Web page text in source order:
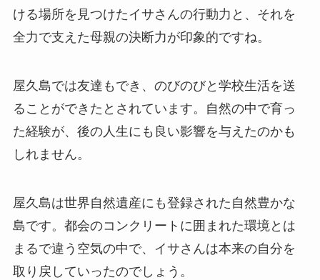
ける場所を見つけたイサさんの行動力と、それを
全力で支えた母親の決断力が印象的ですね。
屋久島では友達もでき、のびのびと学校生活を送
ることができたとされています。自然の中で育っ
た経験が、後の人生にも良い影響を与えたのかも
しれません。
屋久島は世界自然遺産にも登録された自然豊かな
島です。都会のコンクリートに囲まれた環境とは
まるで違う空気の中で、イサさんは本来の自分を
取り戻していったのでしょう。